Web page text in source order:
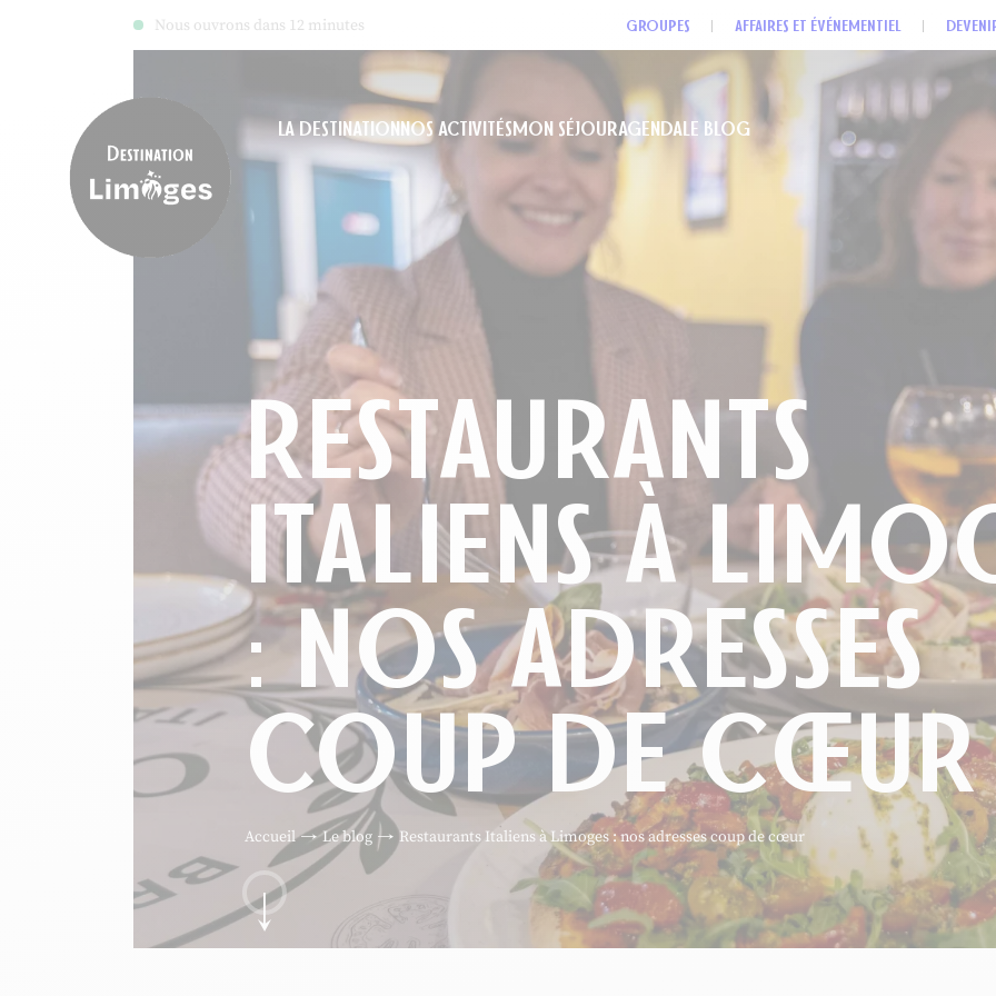
Nous ouvrons dans 12 minutes GROUPES AFFAIRES ET ÉVÉNEMENTIEL
Aller au contenu
RESTAURANTS
ITALIENS À
: NOS ADRESSES
COUP DE CŒUR
Accueil Le blog Restaurants Italiens à Limoges : nos adresses coup de cœur
LA DESTINATIONNOS ACTIVITÉSMON SÉJOURAGENDALE BLOG